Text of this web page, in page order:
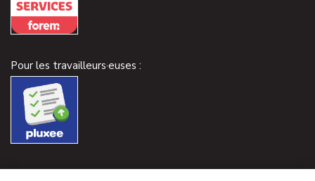
Pour les travailleurs·euses :